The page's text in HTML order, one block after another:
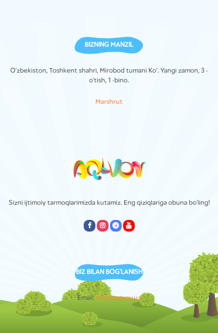
BIZNING MANZIL
O'zbekiston, Toshkent shahri, Mirobod tumani Ko’. Yangi zamon, 3 -
o'tish, 1 -bino.
Marshrut
Sizni ijtimoiy tarmoqlarimizda kutamiz. Eng qiziqlariga obuna bo'ling!
emptyemptyemptyempty
BIZ BILAN BOG'LANISH
Email: info@aqlvoy.uz